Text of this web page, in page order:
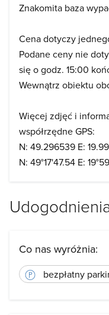
Znakomita baza
Cena dotyczy
Podane ceny nie
się o godz. 15:00
Wewnątrz obiektu
Więcej zdjęć i
współrzędne GPS:
N: 49.296539 E:
N: 49°17'47.54 E:
Co nas wyróżnia:
bezpłatny